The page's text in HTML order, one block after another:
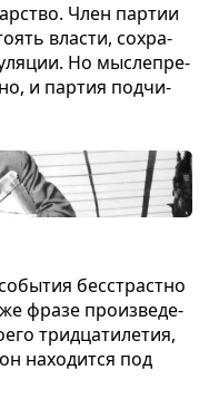
Член пар­тии
вла­сти, сохра­
Но мыс­ле­пре­
и пар­тия под­чи­
бес­страстно
фразе про­из­ве­де­
трид­ца­ти­ле­тия,
нахо­дится под